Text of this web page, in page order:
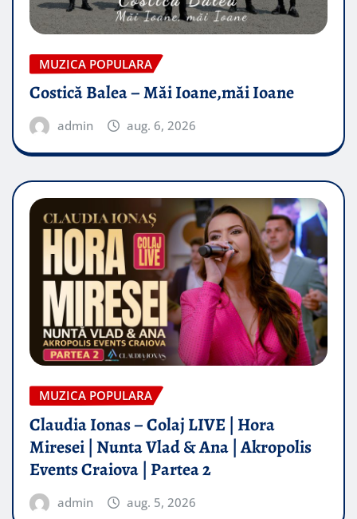
MUZICA POPULARA
Costică Balea – Măi Ioane,măi Ioane
admin aug. 6, 2026
MUZICA POPULARA
Claudia Ionas – Colaj LIVE | Hora
Miresei | Nunta Vlad & Ana | Akropolis
Events Craiova | Partea 2
admin aug. 5, 2026